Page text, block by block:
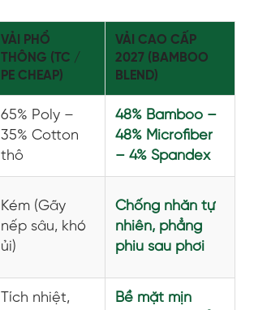
VẢI PHỔ
THÔNG (TC /
PE CHEAP)
VẢI CAO CẤP
2027 (BAMBOO
BLEND)
65% Poly –
35% Cotton
thô
48% Bamboo –
48% Microfiber
– 4% Spandex
Kém (Gãy
nếp sâu, khó
ủi)
Chống nhăn tự
nhiên, phẳng
phiu sau phơi
Tích nhiệt,
Bề mặt mịn